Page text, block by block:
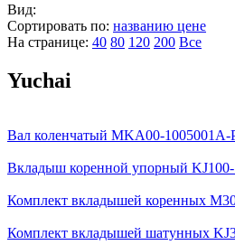
Вид:
Сортировать по: названию цене
На странице: 40 80 120 200 Все
Yuchai
Вал коленчатый MKA00-1005001A-
Вкладыш коренной упорный KJ100-
Комплект вкладышей коренных
Комплект вкладышей шатунных